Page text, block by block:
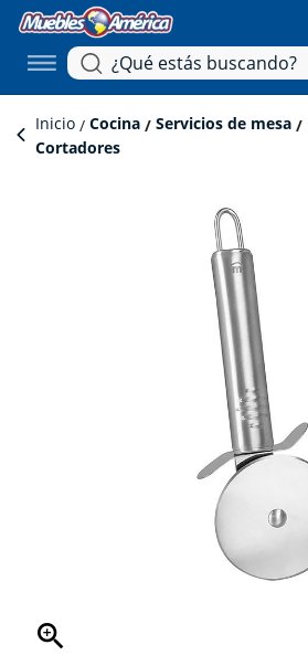
Inicio Cocina Servicios de mesa
Cortadores
zoom_in